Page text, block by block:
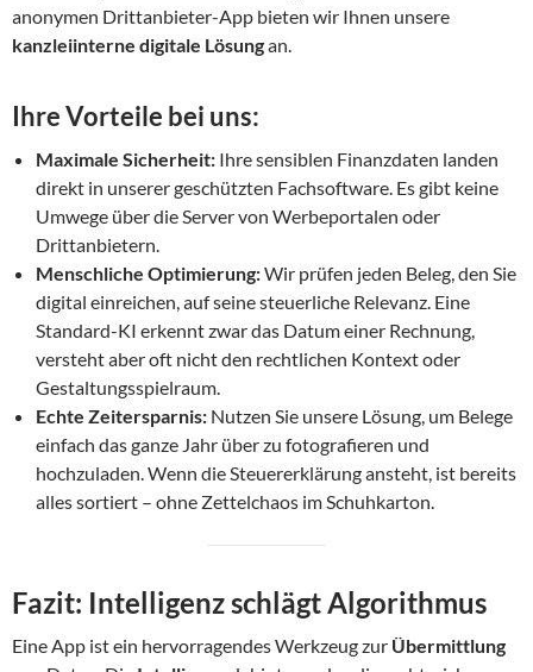
anonymen Drittanbieter-App bieten wir Ihnen unsere
kanzleiinterne digitale Lösungan.
Ihre Vorteile bei uns:
Maximale Sicherheit: Ihre sensiblen Finanzdaten landen
direkt in unserer geschützten Fachsoftware. Es gibt keine
Umwege über die Server von Werbeportalen oder
Drittanbietern.
Menschliche Optimierung:Wir prüfen jeden Beleg, den Sie
digital einreichen, auf seine steuerliche Relevanz. Eine
Standard-KI erkennt zwar das Datum einer Rechnung,
versteht aber oft nicht den rechtlichen Kontext oder
Gestaltungsspielraum.
Echte Zeitersparnis: Nutzen Sie unsere Lösung, um Belege
einfach das ganze Jahr über zu fotografieren und
hochzuladen. Wenn die Steuererklärung ansteht, ist bereits
alles sortiert – ohne Zettelchaos im Schuhkarton.
Fazit: Intelligenz schlägt Algorithmus
Eine App ist ein hervorragendes Werkzeug zur Übermittlung